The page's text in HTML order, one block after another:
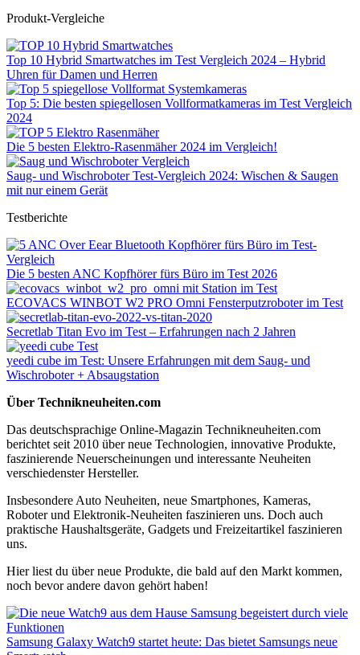
Produkt-Vergleiche
Top 10 Hybrid Smartwatches im Test Vergleich 2024 – Hybrid
Uhren für Damen und Herren
Top 5: Die besten spiegellosen Vollformatkameras im Test Vergleich
2024
Die 5 besten Elektro-Rasenmäher 2024 im Vergleich!
Saug- und Wischroboter Test-Vergleich 2024: Wischen & Saugen
mit nur einem Gerät
Testberichte
Die 5 besten ANC Kopfhörer fürs Büro im Test 2026
ECOVACS WINBOT W2 PRO Omni Fensterputzroboter im Test
Secretlab Titan Evo im Test – Erfahrungen nach 2 Jahren
yeedi cube im Test: Unsere Erfahrungen mit dem Saug- und
Wischroboter + Absaugstation
Über Technikneuheiten.com
Das deutschsprachige Online-Magazin Technikneuheiten.com
berichtet seit 2010 über neue Technologien, innovative Produkte,
faszinierende Neuerscheinungen und interessante Neuheiten
verschiedenster Hersteller.
Insbesondere Auto Neuheiten, neue Smartphones, Kameras,
Roboter und Elektronik-Neuheiten faszinieren uns. Doch auch
praktische Haushaltsgeräte, Gadgets und Freizeitartikel faszinieren
uns.
Hier liest du über neue Produkte, die bald auf den Markt kommen,
noch bevor andere davon gehört haben!
Samsung Galaxy Watch9 startet heute: Das bietet Samsungs neue